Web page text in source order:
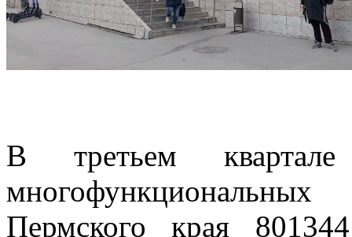
В третьем
Пермского края